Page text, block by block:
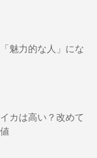
魅力的な人」にな
カは高い？改めて